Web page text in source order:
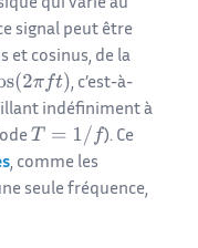
qui varie au
signal peut être
et cosinus, de la
, c’est-à-
indéfiniment à
). Ce
, comme les
seule fréquence,